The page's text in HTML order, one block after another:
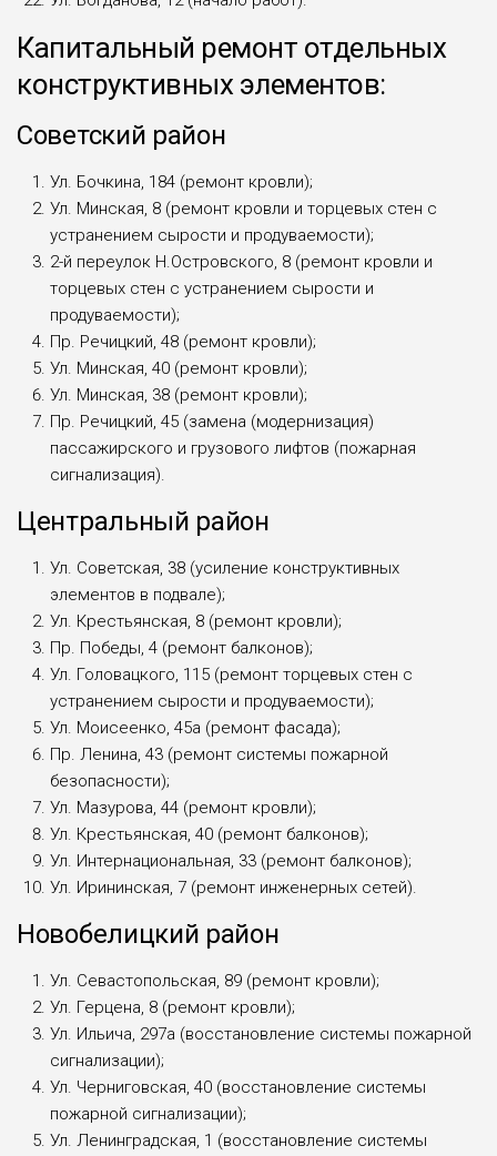
Капитальный ремонт отдельных
конструктивных элементов:
Советский район
Ул. Бочкина, 184 (ремонт кровли);
Ул. Минская, 8 (ремонт кровли и торцевых стен с
устранением сырости и продуваемости);
2-й переулок Н.Островского, 8 (ремонт кровли и
торцевых стен с устранением сырости и
продуваемости);
Пр. Речицкий, 48 (ремонт кровли);
Ул. Минская, 40 (ремонт кровли);
Ул. Минская, 38 (ремонт кровли);
Пр. Речицкий, 45 (замена (модернизация)
пассажирского и грузового лифтов (пожарная
сигнализация).
Центральный район
Ул. Советская, 38 (усиление конструктивных
элементов в подвале);
Ул. Крестьянская, 8 (ремонт кровли);
Пр. Победы, 4 (ремонт балконов);
Ул. Головацкого, 115 (ремонт торцевых стен с
устранением сырости и продуваемости);
Ул. Моисеенко, 45а (ремонт фасада);
Пр. Ленина, 43 (ремонт системы пожарной
безопасности);
Ул. Мазурова, 44 (ремонт кровли);
Ул. Крестьянская, 40 (ремонт балконов);
Ул. Интернациональная, 33 (ремонт балконов);
Ул. Ирининская, 7 (ремонт инженерных сетей).
Новобелицкий район
Ул. Севастопольская, 89 (ремонт кровли);
Ул. Герцена, 8 (ремонт кровли);
Ул. Ильича, 297а (восстановление системы пожарной
сигнализации);
Ул. Черниговская, 40 (восстановление системы
пожарной сигнализации);
Ул. Ленинградская, 1 (восстановление системы